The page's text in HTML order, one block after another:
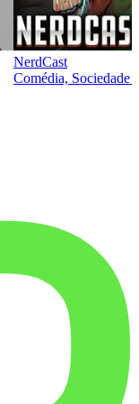
NerdCast
Comédia, Sociedade